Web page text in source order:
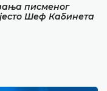
писменог
Шеф Кабинета